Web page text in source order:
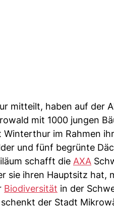
mitteilt, haben auf der
mit 1000 jungen
Winterthur im Rahmen
und fünf begrünte
schafft die AXA
sie ihren Hauptsitz hat,
Biodiversität in der
der Stadt